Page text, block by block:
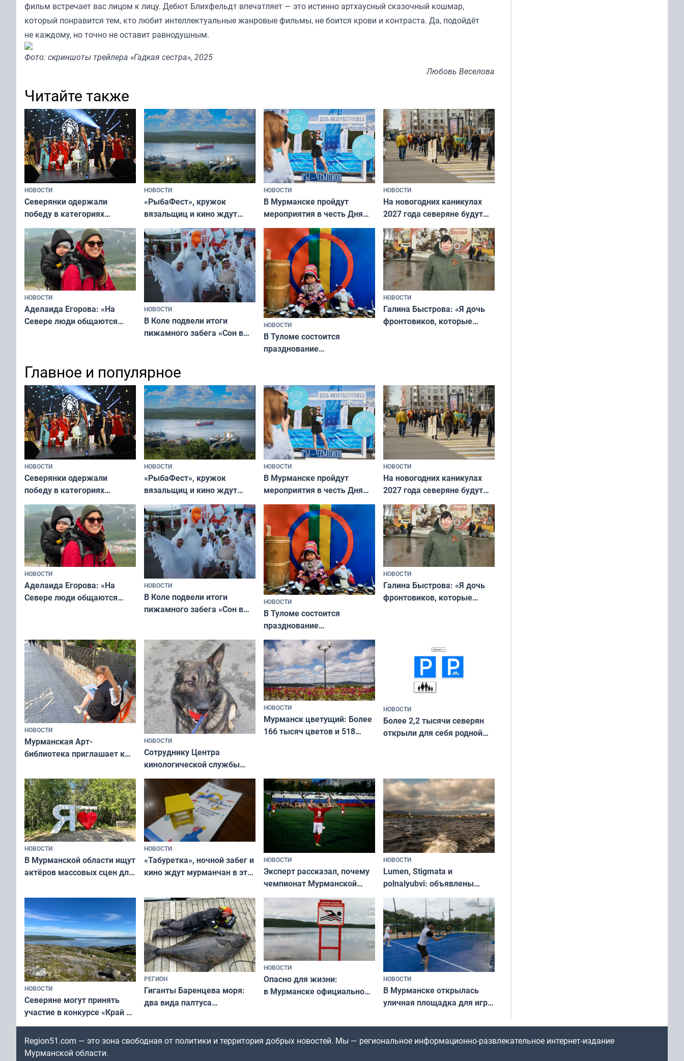
фильм встречает вас лицом к лицу. Дебют Блихфельдт впечатляет — это истинно артхаусный сказочный кошмар,
который понравится тем, кто любит интеллектуальные жанровые фильмы, не боится крови и контраста. Да, подойдёт
не каждому, но точно не оставит равнодушным.
Фото: скриншоты трейлера «Гадкая сестра», 2025
Любовь Веселова
Читайте также
НОВОСТИ
Северянки одержали
победу в категориях
всероссийского конкурса
«Мисс и Миссис Великая
Русь»
НОВОСТИ
«РыбаФест», кружок
вязальщиц и кино ждут
мурманчан в эти выходные
НОВОСТИ
В Мурманске пройдут
мероприятия в честь Дня
физкультурника
НОВОСТИ
На новогодних каникулах
2027 года северяне будут
отдыхать 11 дней
НОВОСТИ
Аделаида Егорова: «На
Севере люди общаются
НОВОСТИ
В Коле подвели итоги
пижамного забега «Сон в
НОВОСТИ
В Туломе состоится
празднование
НОВОСТИ
Галина Быстрова: «Я дочь
фронтовиков, которые
Главное и популярное
НОВОСТИ
Северянки одержали
победу в категориях
всероссийского конкурса
«Мисс и Миссис Великая
Русь»
НОВОСТИ
«РыбаФест», кружок
вязальщиц и кино ждут
мурманчан в эти выходные
НОВОСТИ
В Мурманске пройдут
мероприятия в честь Дня
физкультурника
НОВОСТИ
На новогодних каникулах
2027 года северяне будут
отдыхать 11 дней
НОВОСТИ
Аделаида Егорова: «На
Севере люди общаются
НОВОСТИ
В Коле подвели итоги
пижамного забега «Сон в
НОВОСТИ
В Туломе состоится
празднование
Международного дня
коренных народов мира
НОВОСТИ
Галина Быстрова: «Я дочь
фронтовиков, которые
НОВОСТИ
Мурманская Арт-
библиотека приглашает к
и фотографов
НОВОСТИ
Сотруднику Центра
кинологической службы
ищут новый дом
НОВОСТИ
Мурманск цветущий: Более
166 тысяч цветов и 518
НОВОСТИ
Более 2,2 тысячи северян
открыли для себя родной
НОВОСТИ
В Мурманской области ищут
актёров массовых сцен для
короткометражном фильме
НОВОСТИ
«Табуретка», ночной забег и
кино ждут мурманчан в эти
НОВОСТИ
Эксперт рассказал, почему
чемпионат Мурманской
области по футболу остался
незамеченным
НОВОСТИ
Lumen, Stigmata и
polnalyubvi: объявлены
хедлайнеры фестиваля
«Имандра» в 2026 года
НОВОСТИ
Северяне могут принять
участие в конкурсе «Край у
северной границы: фотогид
по Печенгскому округу»
РЕГИОН
Гиганты Баренцева моря:
два вида палтуса
НОВОСТИ
Опасно для жизни:
в Мурманске официально
НОВОСТИ
В Мурманске открылась
уличная площадка для игры
Region51.com — это зона свободная от политики и территория добрых новостей. Мы — региональное информационно-развлекательное интернет-издание
Мурманской области.